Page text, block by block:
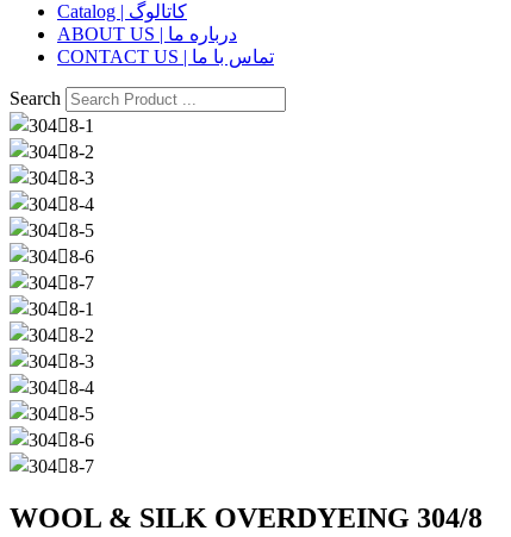
Catalog | کاتالوگ
ABOUT US | درباره ما
CONTACT US | تماس با ما
Search
WOOL & SILK OVERDYEING 304/8